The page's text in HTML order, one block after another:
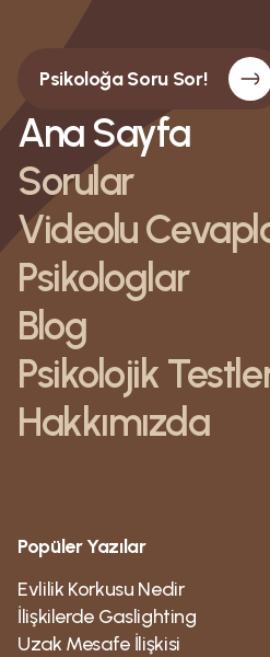
Psikoloğa Soru Sor!
Ana Sayfa
Sorular
Videolu
Psikologlar
Blog
Psikolojik
Hakkımızda
Popüler Yazılar
Evlilik Korkusu Nedir
İlişkilerde Gaslighting
Uzak Mesafe İlişkisi